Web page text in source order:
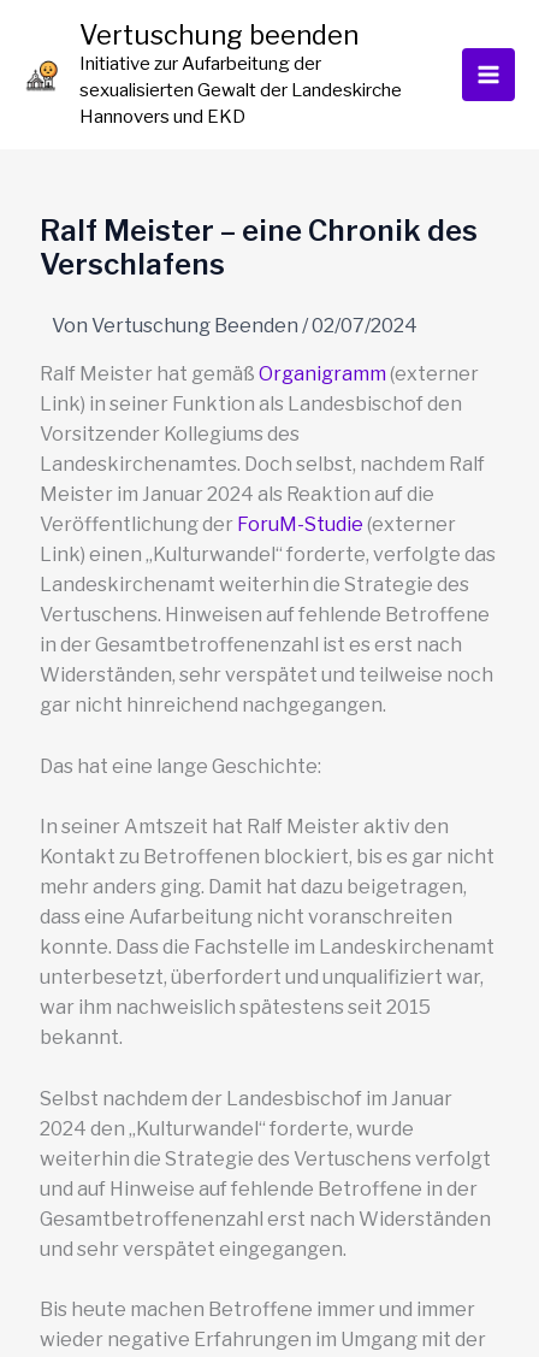
springen
Vertuschung beenden
Initiative zur Aufarbeitung der
sexualisierten Gewalt der Landeskirche
Hannovers und EKD
Ralf Meister – eine Chronik des
Verschlafens
Von Vertuschung Beenden /02/07/2024
Ralf Meister hat gemäß Organigramm(externer
Link) in seiner Funktion als Landesbischof den
Vorsitzender Kollegiums des
Landeskirchenamtes. Doch selbst, nachdem Ralf
Meister im Januar 2024 als Reaktion auf die
Veröffentlichung der ForuM-Studie (externer
Link) einen „Kulturwandel“ forderte, verfolgte das
Landeskirchenamt weiterhin die Strategie des
Vertuschens. Hinweisen auf fehlende Betroffene
in der Gesamtbetroffenenzahl ist es erst nach
Widerständen, sehr verspätet und teilweise noch
gar nicht hinreichend nachgegangen.
Das hat eine lange Geschichte:
In seiner Amtszeit hat Ralf Meister aktiv den
Kontakt zu Betroffenen blockiert, bis es gar nicht
mehr anders ging. Damit hat dazu beigetragen,
dass eine Aufarbeitung nicht voranschreiten
konnte. Dass die Fachstelle im Landeskirchenamt
unterbesetzt, überfordert und unqualifiziert war,
war ihm nachweislich spätestens seit 2015
bekannt.
Selbst nachdem der Landesbischof im Januar
2024 den „Kulturwandel“ forderte, wurde
weiterhin die Strategie des Vertuschens verfolgt
und auf Hinweise auf fehlende Betroffene in der
Gesamtbetroffenenzahl erst nach Widerständen
und sehr verspätet eingegangen.
Bis heute machen Betroffene immer und immer
wieder negative Erfahrungen im Umgang mit der